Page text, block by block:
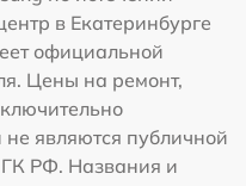
в Екатеринбурге
официальной
Цены на ремонт,
являются публичной
ГК РФ. Названия и